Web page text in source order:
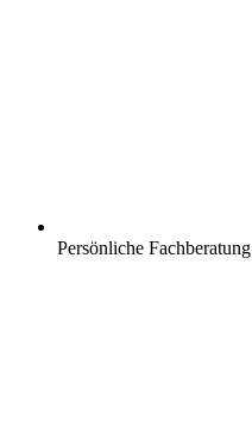
Persönliche Fachberatung